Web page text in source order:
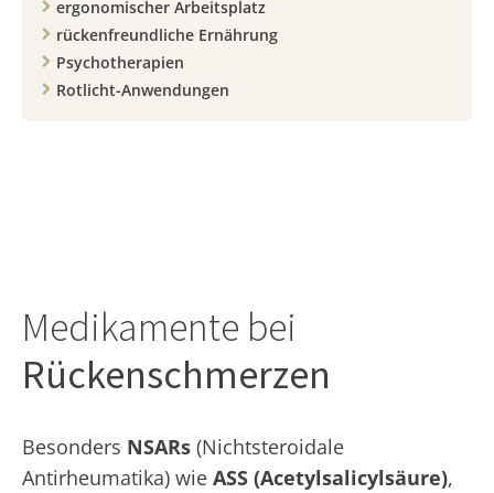
ergonomischer Arbeitsplatz
rückenfreundliche Ernährung
Psychotherapien
Rotlicht-Anwendungen
Medikamente bei
Rückenschmerzen
Besonders NSARs (Nichtsteroidale
Antirheumatika) wie ASS (Acetylsalicylsäure),